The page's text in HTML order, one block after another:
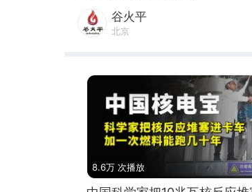
谷火平
北京
8.6万 次播放